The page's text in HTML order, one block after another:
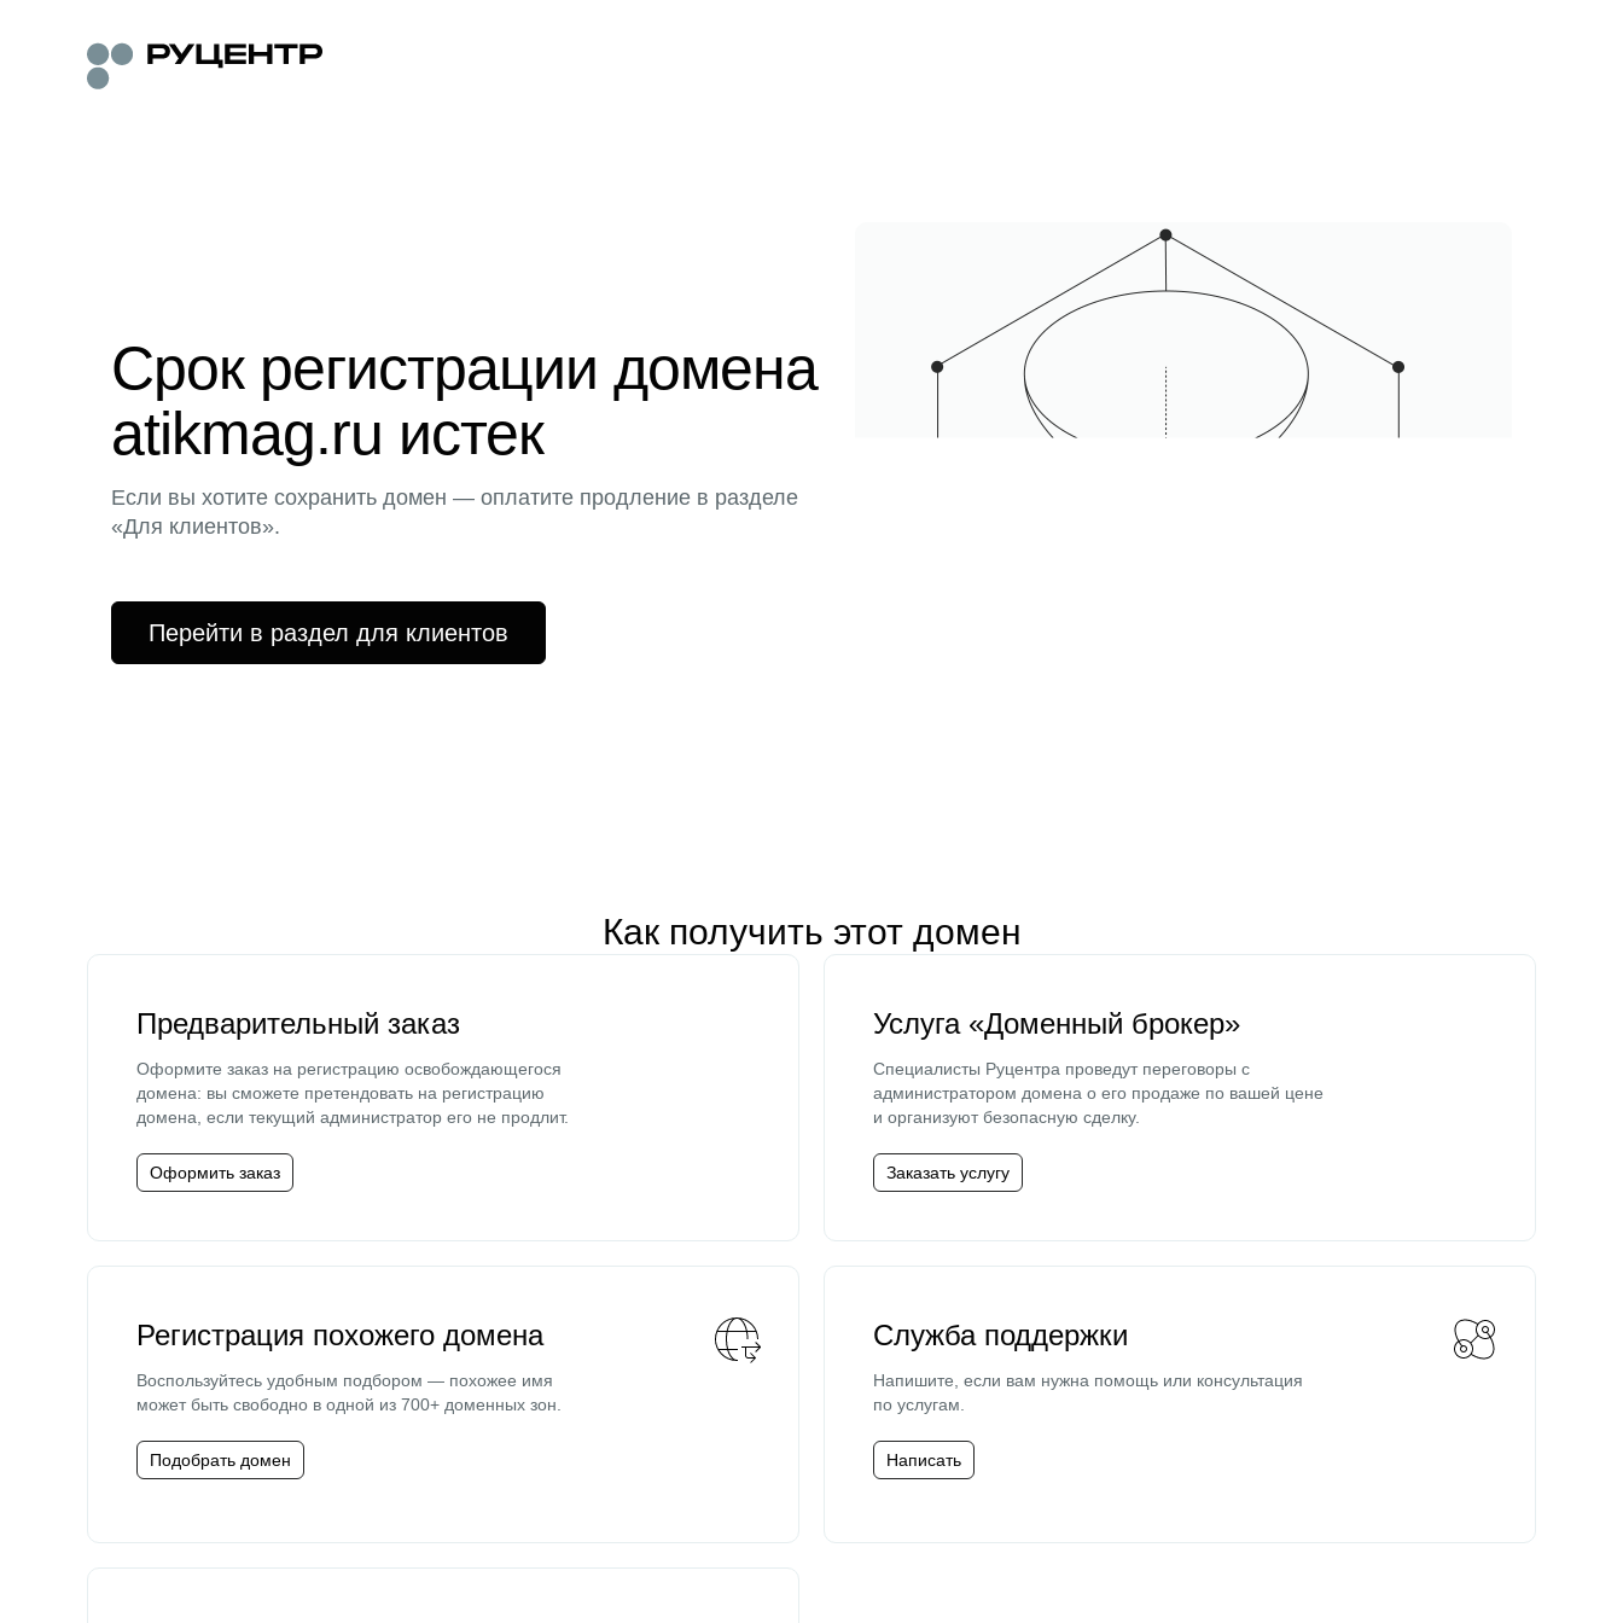
Срок регистрации домена
atikmag.ru истек
Если вы хотите сохранить домен — оплатите продление в разделе
«Для клиентов».
Перейти в раздел для клиентов
Как получить этот домен
Предварительный заказ
Оформите заказ на регистрацию освобождающегося
домена: вы сможете претендовать на регистрацию
домена, если текущий администратор его не продлит.
Оформить заказ
Услуга «Доменный брокер»
Специалисты Руцентра проведут переговоры с
администратором домена о его продаже по вашей цене
и организуют безопасную сделку.
Заказать услугу
Регистрация похожего домена
Воспользуйтесь удобным подбором — похожее имя
может быть свободно в одной из 700+ доменных зон.
Подобрать домен
Служба поддержки
Напишите, если вам нужна помощь или консультация
по услугам.
Написать